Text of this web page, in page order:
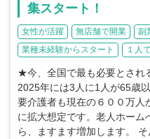
集スタート！
女性が活躍 無店舗で開業
副
業種未経験からスタート
１人
★今、全国で最も必要とされ
2025年には3人に1人が65歳
要介護者も現在の６００万人
に拡大想定です。老人ホー
ら、ますます増加します。